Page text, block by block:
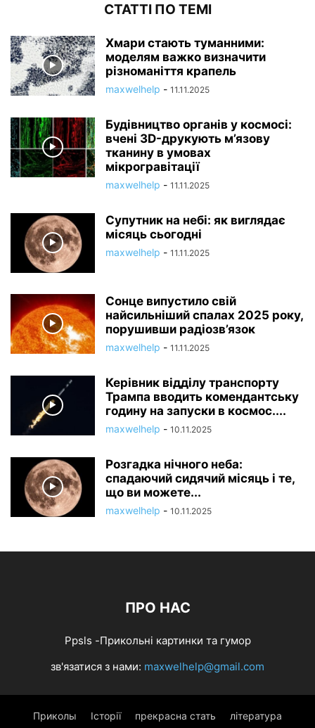
СТАТТІ ПО ТЕМІ
Хмари стають туманними:
моделям важко визначити
різноманіття крапель
maxwelhelp - 11.11.2025
Будівництво органів у космосі:
вчені 3D-друкують м’язову
тканину в умовах
мікрогравітації
maxwelhelp - 11.11.2025
Супутник на небі: як виглядає
місяць сьогодні
maxwelhelp - 11.11.2025
Сонце випустило свій
найсильніший спалах 2025 року,
порушивши радіозв’язок
maxwelhelp - 11.11.2025
Керівник відділу транспорту
Трампа вводить комендантську
годину на запуски в космос....
maxwelhelp - 10.11.2025
Розгадка нічного неба:
спадаючий сидячий місяць і те,
що ви можете...
maxwelhelp - 10.11.2025
ПРО НАС
Ppsls -Прикольні картинки та гумор
зв'язатися з нами: maxwelhelp@gmail.com
Приколы Історії прекрасна стать література